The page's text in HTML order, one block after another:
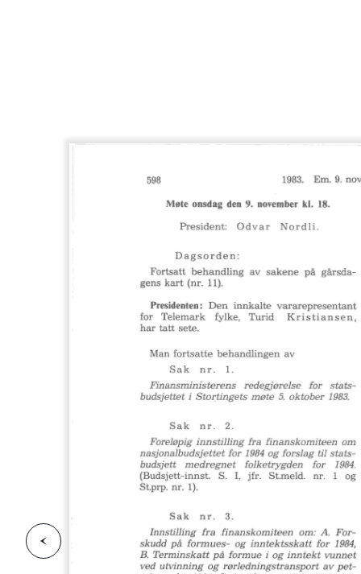
F
o
rr
i
g
e
s
i
de